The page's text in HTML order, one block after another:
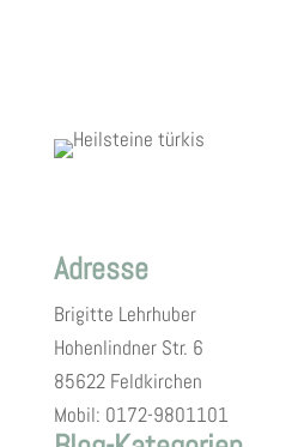
Adresse
Brigitte Lehrhuber
Hohenlindner Str. 6
85622 Feldkirchen
Mobil: 0172-9801101